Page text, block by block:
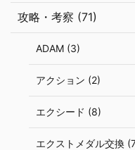
攻略・考察 (71)
ADAM (3)
アクション (2)
エクシード (8)
エクストメダル交換